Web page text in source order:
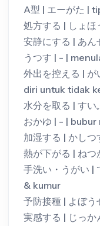
A型 | エーがた |
処方する | しょ
安静にする | あ
うつす | - |
外出を控える |
diri untuk tidak
水分を取る | す
おかゆ | - | bubur
加湿する | かし
熱が下がる | ね
手洗い・うがい |
& kumur
予防接種 | よぼ
実感する | じっ